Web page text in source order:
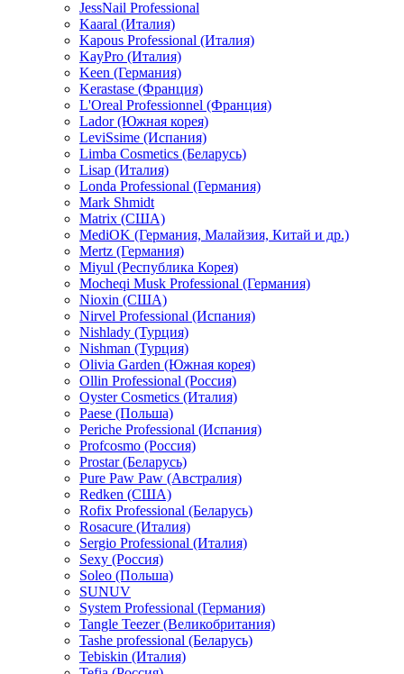
JessNail Professional
Kaaral (Италия)
Kapous Professional (Италия)
KayPro (Италия)
Keen (Германия)
Kerastase (Франция)
L'Oreal Professionnel (Франция)
Lador (Южная корея)
LeviSsime (Испания)
Limba Cosmetics (Беларусь)
Lisap (Италия)
Londa Professional (Германия)
Mark Shmidt
Matrix (США)
MediOK (Германия, Малайзия, Китай и др.)
Mertz (Германия)
Miyul (Республика Корея)
Mocheqi Musk Professional (Германия)
Nioxin (США)
Nirvel Professional (Испания)
Nishlady (Турция)
Nishman (Турция)
Olivia Garden (Южная корея)
Ollin Professional (Россия)
Oyster Cosmetics (Италия)
Paese (Польша)
Periche Professional (Испания)
Profcosmo (Россия)
Prostar (Беларусь)
Pure Paw Paw (Австралия)
Redken (США)
Rofix Professional (Беларусь)
Rosacure (Италия)
Sergio Professional (Италия)
Sexy (Россия)
Soleo (Польша)
SUNUV
System Professional (Германия)
Tangle Teezer (Великобритания)
Tashe professional (Беларусь)
Tebiskin (Италия)